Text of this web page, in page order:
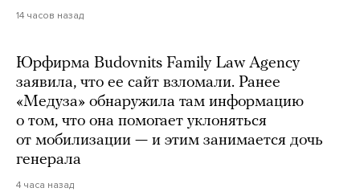
14 часов назад
Юрфирма Budovnits Family Law Agency
заявила, что ее сайт взломали. Ранее
«Медуза» обнаружила там информацию
о том, что она помогает уклоняться
от мобилизации — и этим занимается дочь
генерала
4 часа назад